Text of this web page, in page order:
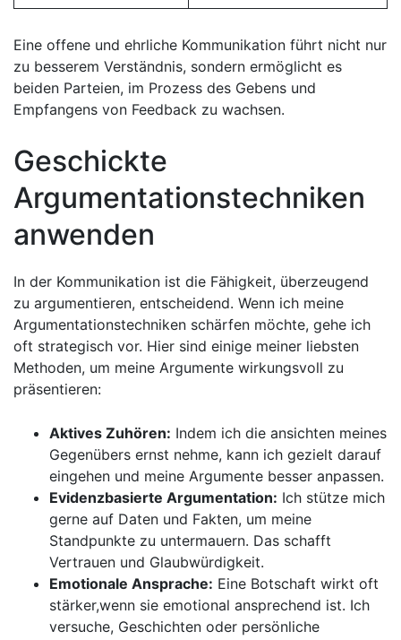
Eine offene und ehrliche Kommunikation führt nicht‍ nur
zu besserem Verständnis, sondern ermöglicht es
beiden Parteien, im Prozess des Gebens und
⁢Empfangens von Feedback zu ‍wachsen.
Geschickte
Argumentationstechniken
anwenden
In der Kommunikation ist die⁢ Fähigkeit, überzeugend
zu ‍argumentieren, entscheidend. ⁤Wenn ich meine
Argumentationstechniken schärfen möchte, gehe ich
oft strategisch ​vor. Hier sind einige ⁢meiner liebsten ​
Methoden, um​ meine Argumente wirkungsvoll zu
präsentieren:
Aktives Zuhören: Indem⁤ ich die ansichten meines
Gegenübers ernst nehme, kann ich gezielt darauf
eingehen und meine Argumente besser anpassen.
Evidenzbasierte⁢ Argumentation: Ich stütze mich
gerne auf Daten und Fakten, um meine
Standpunkte zu untermauern. Das schafft
Vertrauen und Glaubwürdigkeit.
Emotionale Ansprache: Eine Botschaft wirkt oft
stärker,wenn sie emotional⁤ ansprechend ist. Ich
versuche, Geschichten oder persönliche‍